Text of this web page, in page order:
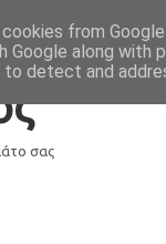
σας
from
Google along with
detect and